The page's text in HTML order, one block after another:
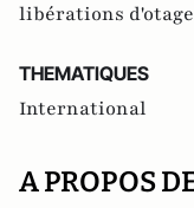
libérations
THEMATIQUES
International
A PROPOS